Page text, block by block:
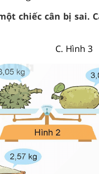
chiếc cân bị sai.
Hình 3